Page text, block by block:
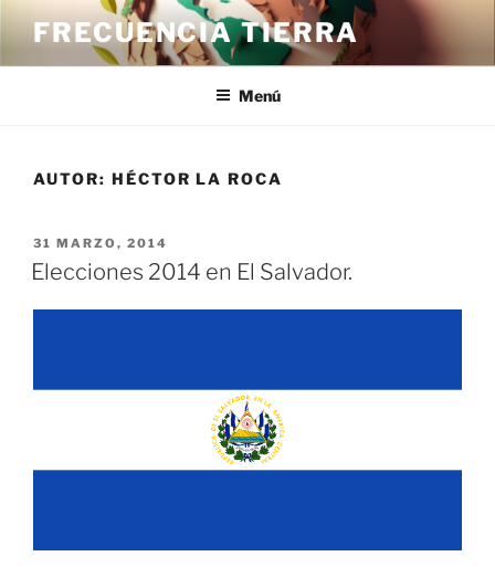
contenido
FRECUENCIA TIERRA
Menú
AUTOR: HÉCTOR LA ROCA
PUBLICADO
EL
31 MARZO, 2014
Elecciones 2014 en El Salvador.